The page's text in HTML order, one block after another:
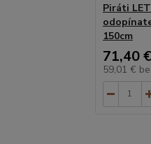
Piráti
150cm
71,40 €
59,01 €